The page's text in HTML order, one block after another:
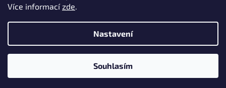
Více informacízde.
Nastavení
Souhlasím